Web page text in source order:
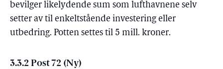
bevilger likelydende sum som lufthavnene selv
setter av til enkeltstående investering eller
utbedring. Potten settes til 5 mill. kroner.
3.3.2 Post 72 (Ny)